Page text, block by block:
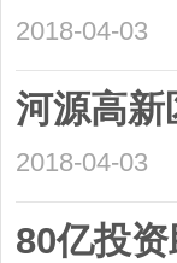
2018-04-03
河源高新
2018-04-03
80亿投